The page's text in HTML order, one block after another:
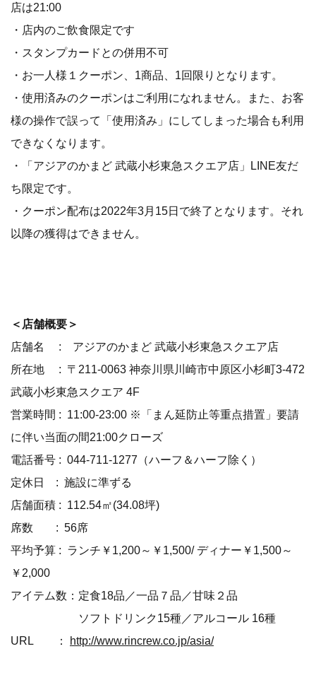
店は21:00
・店内のご飲食限定です
・スタンプカードとの併用不可
・お一人様１クーポン、1商品、1回限りとなります。
・使用済みのクーポンはご利用になれません。また、お客
様の操作で誤って「使用済み」にしてしまった場合も利用
できなくなります。
・「アジアのかまど 武蔵小杉東急スクエア店」LINE友だ
ち限定です。
・クーポン配布は2022年3月15日で終了となります。それ
以降の獲得はできません。
＜店舗概要＞
店舗名 : アジアのかまど 武蔵小杉東急スクエア店
所在地 : 〒211-0063 神奈川県川崎市中原区小杉町3-472
武蔵小杉東急スクエア 4F
営業時間 : 11:00-23:00 ※「まん延防止等重点措置」要請
に伴い当面の間21:00クローズ
電話番号 : 044-711-1277（ハーフ＆ハーフ除く）
定休日 : 施設に準ずる
店舗面積 : 112.54㎡(34.08坪)
席数 : 56席
平均予算 : ランチ￥1,200～￥1,500/ ディナー￥1,500～
￥2,000
アイテム数：定食18品／一品７品／甘味２品
ソフトドリンク15種／アルコール 16種
URL ：
http://www.rincrew.co.jp/asia/